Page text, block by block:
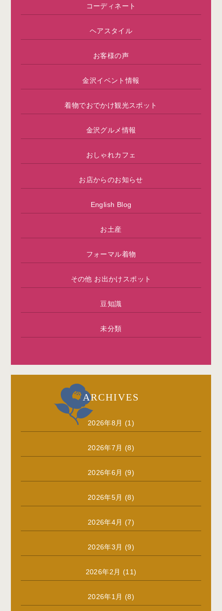
コーディネート
ヘアスタイル
お客様の声
金沢イベント情報
着物でおでかけ観光スポット
金沢グルメ情報
おしゃれカフェ
お店からのお知らせ
English Blog
お土産
フォーマル着物
その他 お出かけスポット
豆知識
未分類
ARCHIVES
2026年8月 (1)
2026年7月 (8)
2026年6月 (9)
2026年5月 (8)
2026年4月 (7)
2026年3月 (9)
2026年2月 (11)
2026年1月 (8)